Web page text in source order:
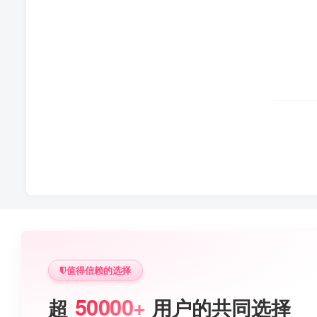
值得信赖的选择
超 50000+ 用户的共同选择